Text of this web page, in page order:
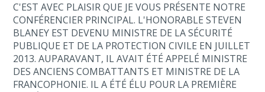
C'EST AVEC PLAISIR QUE JE VOUS PRÉSENTE NOTRE
CONFÉRENCIER PRINCIPAL. L'HONORABLE STEVEN
BLANEY EST DEVENU MINISTRE DE LA SÉCURITÉ
PUBLIQUE ET DE LA PROTECTION CIVILE EN JUILLET
2013. AUPARAVANT, IL AVAIT ÉTÉ APPELÉ MINISTRE
DES ANCIENS COMBATTANTS ET MINISTRE DE LA
FRANCOPHONIE. IL A ÉTÉ ÉLU POUR LA PREMIÈRE